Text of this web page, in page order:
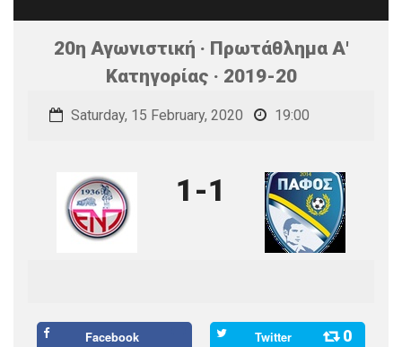
20η Αγωνιστική · Πρωτάθλημα Α'
Κατηγορίας · 2019-20
Saturday, 15 February, 2020 19:00
1-1
Facebook Twitter 0